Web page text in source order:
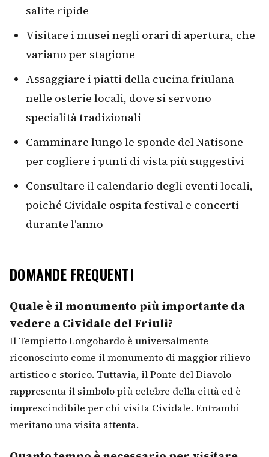
salite ripide
Visitare i musei negli orari di apertura, che
variano per stagione
Assaggiare i piatti della cucina friulana
nelle osterie locali, dove si servono
specialità tradizionali
Camminare lungo le sponde del Natisone
per cogliere i punti di vista più suggestivi
Consultare il calendario degli eventi locali,
poiché Cividale ospita festival e concerti
durante l'anno
DOMANDE FREQUENTI
Quale è il monumento più importante da
vedere a Cividale del Friuli?
Il Tempietto Longobardo è universalmente
riconosciuto come il monumento di maggior rilievo
artistico e storico. Tuttavia, il Ponte del Diavolo
rappresenta il simbolo più celebre della città ed è
imprescindibile per chi visita Cividale. Entrambi
meritano una visita attenta.